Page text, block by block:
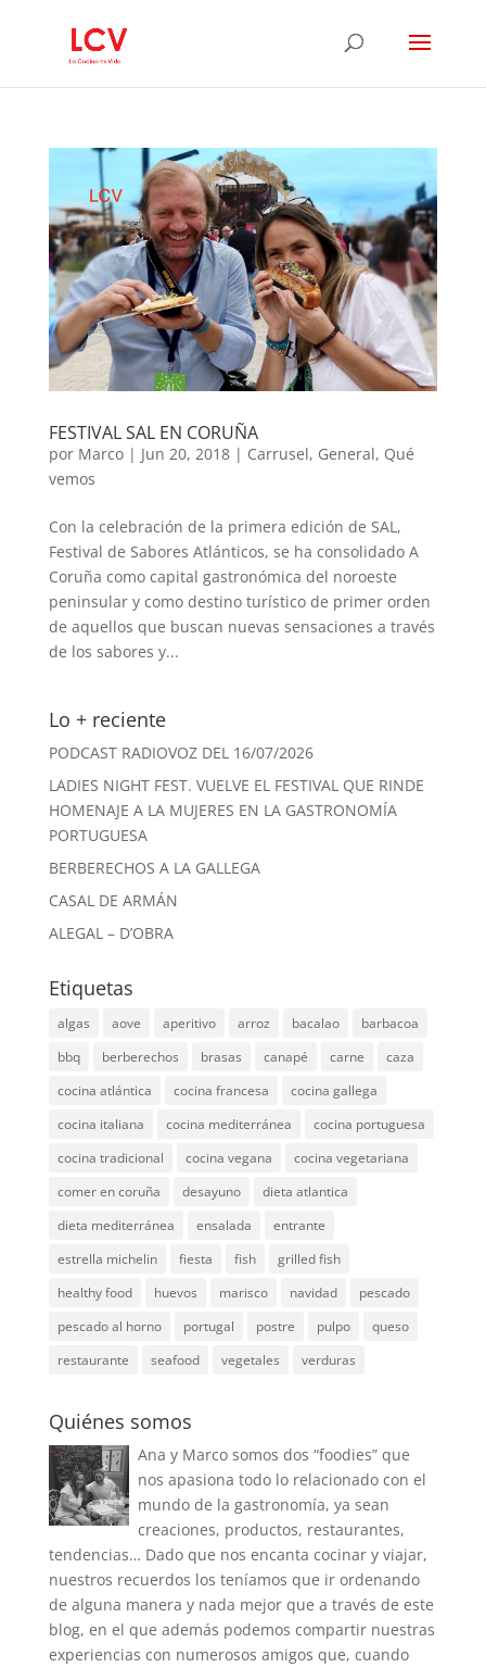
FESTIVAL SAL EN CORUÑA
por Marco| Jun 20, 2018| Carrusel, General, Qué
vemos
Con la celebración de la primera edición de SAL,
Festival de Sabores Atlánticos, se ha consolidado A
Coruña como capital gastronómica del noroeste
peninsular y como destino turístico de primer orden
de aquellos que buscan nuevas sensaciones a través
de los sabores y...
Lo + reciente
PODCAST RADIOVOZ DEL 16/07/2026
LADIES NIGHT FEST. VUELVE EL FESTIVAL QUE RINDE
HOMENAJE A LA MUJERES EN LA GASTRONOMÍA
PORTUGUESA
BERBERECHOS A LA GALLEGA
CASAL DE ARMÁN
ALEGAL – D’OBRA
Etiquetas
algas aove aperitivo arroz bacalao
barbacoa
bbq
berberechos brasas canapé carne
caza
cocina atlántica
cocina francesa
cocina gallega
cocina italiana
cocina mediterránea
cocina portuguesa
cocina tradicional
cocina vegana
cocina vegetariana
comer en coruña
desayuno
dieta atlantica
dieta mediterránea
ensalada
entrante
estrella michelin
fiesta fish
grilled fish
healthy food
huevos marisco navidad
pescado
pescado al horno
portugal postre pulpo
queso
restaurante
seafood vegetales verduras
Quiénes somos
Ana y Marco somos dos “foodies” que
nos apasiona todo lo relacionado con el
mundo de la gastronomía, ya sean
creaciones, productos, restaurantes,
tendencias… Dado que nos encanta cocinar y viajar,
nuestros recuerdos los teníamos que ir ordenando
de alguna manera y nada mejor que a través de este
blog, en el que además podemos compartir nuestras
experiencias con numerosos amigos que, cuando